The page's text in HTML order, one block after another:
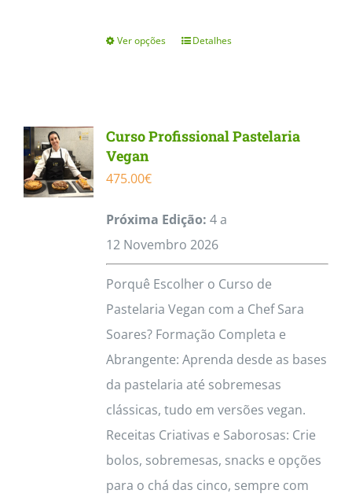
Ver opções
This
variants.
may
be
the
product
page
Detalhes
Curso Profissional Pastelaria
Vegan
475.00€
Próxima Edição: 4 a
12 Novembro 2026
Porquê Escolher o Curso de
Pastelaria Vegan com a Chef Sara
Soares? Formação Completa e
Abrangente: Aprenda desde as bases
da pastelaria até sobremesas
clássicas, tudo em versões vegan.
Receitas Criativas e Saborosas: Crie
bolos, sobremesas, snacks e opções
para o chá das cinco, sempre com